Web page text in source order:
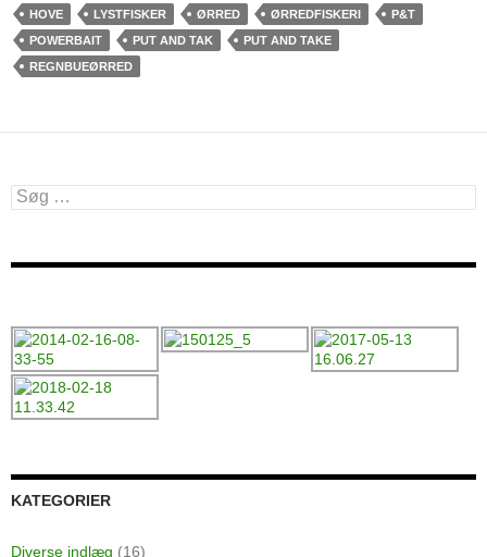
HOVE
LYSTFISKER ØRRED ØRREDFISKERI
P&T
POWERBAIT
PUT AND TAK
PUT AND TAKE
REGNBUEØRRED
Søg
efter:
KATEGORIER
Diverse indlæg (16)